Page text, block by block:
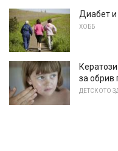
Диабет
ХОББ
за обрив
ДЕТСКОТО